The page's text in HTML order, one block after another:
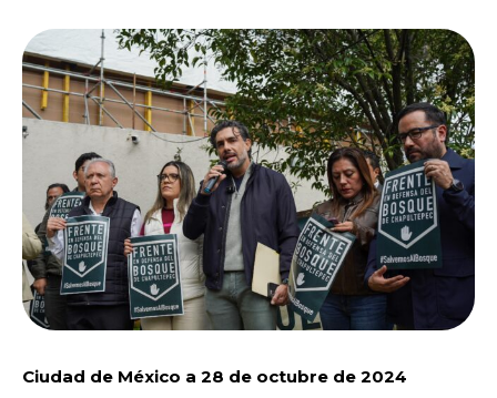
Ciudad de México a 28 de octubre de 2024